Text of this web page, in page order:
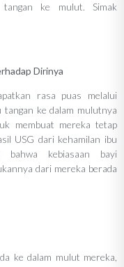
ke mulut. Simak
Dirinya
rasa puas melalui
tangan ke dalam mulutnya
membuat mereka tetap
USG dari kehamilan ibu
bahwa kebiasaan bayi
dari mereka berada
ke dalam mulut mereka,